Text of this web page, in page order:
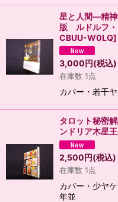
星と人間―精
版 ルドルフ・
CBUU-W0LQ]
3,000円(税込)
在庫数 1点
カバー・若干
タロット秘密
ンドリア木星
2,500円(税込)
在庫数 1点
カバー・少ヤ
年並